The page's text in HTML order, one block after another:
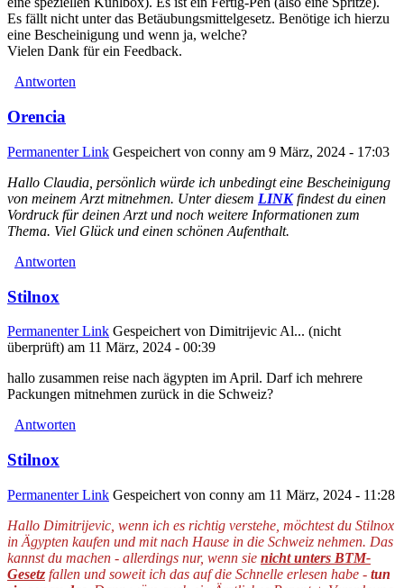
Es fällt nicht unter das Betäubungsmittelgesetz. Benötige ich hierzu
eine Bescheinigung und wenn ja, welche?
Vielen Dank für ein Feedback.
Antworten
Orencia
Permanenter Link Gespeichert von conny am 9 März, 2024 - 17:03
Hallo Claudia, persönlich würde ich unbedingt eine Bescheinigung
von meinem Arzt mitnehmen. Unter diesem LINKfindest du einen
Vordruck für deinen Arzt und noch weitere Informationen zum
Thema. Viel Glück und einen schönen Aufenthalt.
Antworten
Stilnox
Permanenter Link Gespeichert von Dimitrijevic Al... (nicht
überprüft) am 11 März, 2024 - 00:39
hallo zusammen reise nach ägypten im April. Darf ich mehrere
Packungen mitnehmen zurück in die Schweiz?
Antworten
Stilnox
Permanenter Link Gespeichert von conny am 11 März, 2024 - 11:28
Hallo Dimitrijevic, wenn ich es richtig verstehe, möchtest du Stilnox
in Ägypten kaufen und mit nach Hause in die Schweiz nehmen. Das
kannst du machen - allerdings nur, wenn sie nicht unters BTM-
Gesetz fallen und soweit ich das auf die Schnelle erlesen habe - tun